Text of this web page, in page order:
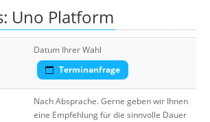
Uno Platform
Datum Ihrer Wahl
Terminanfrage
Nach Absprache. Gerne geben wir Ihnen
eine Empfehlung für die sinnvolle Dauer